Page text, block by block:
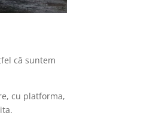
că suntem
cu platforma,